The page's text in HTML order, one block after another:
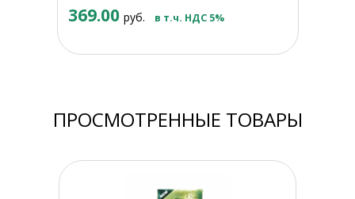
369.00 руб. в т.ч. НДС 5%
ПРОСМОТРЕННЫЕ ТОВАРЫ